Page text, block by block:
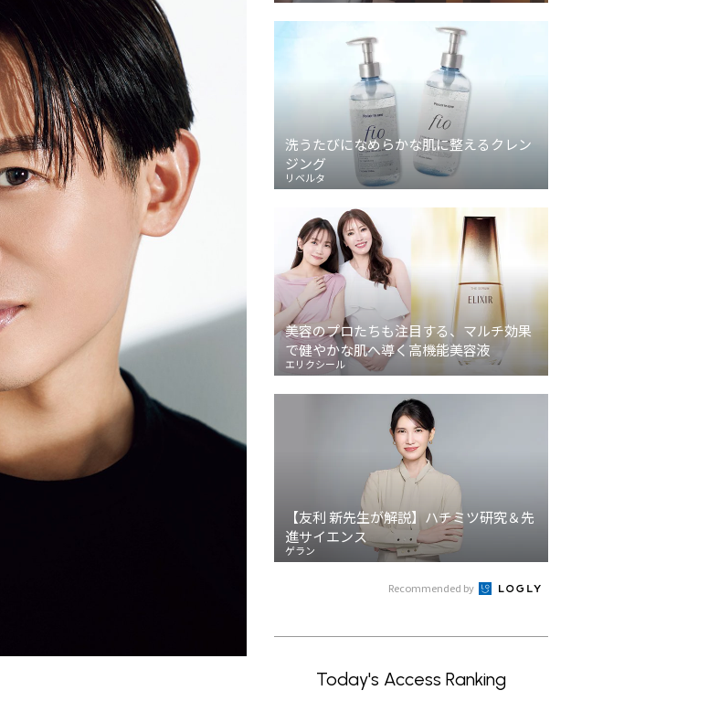
洗うたびになめらかな肌に整えるクレン
ジング
リベルタ
美容のプロたちも注目する、マルチ効果
で健やかな肌へ導く高機能美容液
エリクシール
【友利 新先生が解説】ハチミツ研究＆先
進サイエンス
ゲラン
Recommended by
Today's Access Ranking